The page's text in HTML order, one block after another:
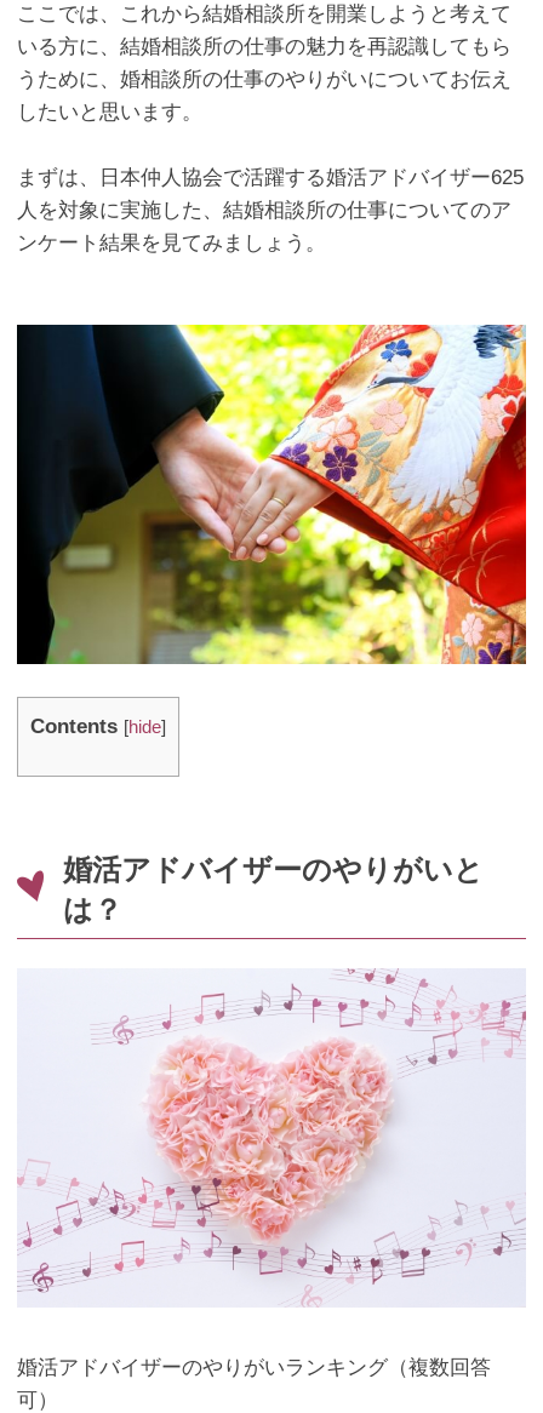
ここでは、これから結婚相談所を開業しようと考えて
いる方に、結婚相談所の仕事の魅力を再認識してもら
うために、婚相談所の仕事のやりがいについてお伝え
したいと思います。
まずは、日本仲人協会で活躍する婚活アドバイザー625
人を対象に実施した、結婚相談所の仕事についてのア
ンケート結果を見てみましょう。
Contents [hide]
婚活アドバイザーのやりがいと
は？
婚活アドバイザーのやりがいランキング（複数回答
可）